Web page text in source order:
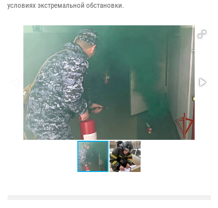
условиях экстремальной обстановки.